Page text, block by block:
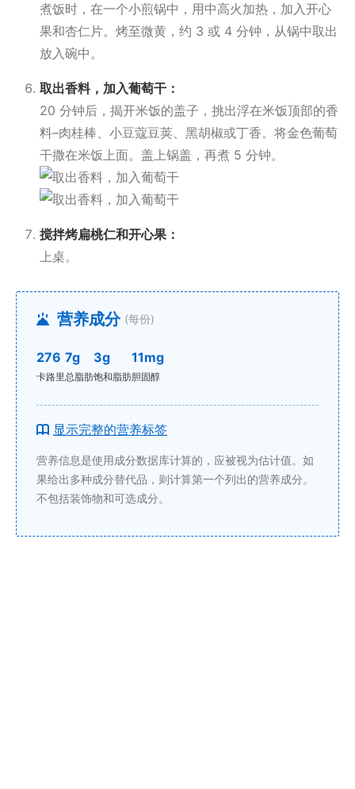
煮饭时，在一个小煎锅中，用中高火加热，加入开心
果和杏仁片。烤至微黄，约 3 或 4 分钟，从锅中取出
放入碗中。
取出香料，加入葡萄干：
20 分钟后，揭开米饭的盖子，挑出浮在米饭顶部的香
料–肉桂棒、小豆蔻豆荚、黑胡椒或丁香。将金色葡萄
干撒在米饭上面。盖上锅盖，再煮 5 分钟。
搅拌烤扁桃仁和开心果：
上桌。
营养成分 (每份)
276
卡路里
7g
总脂肪
3g
饱和脂肪
11mg
胆固醇
显示完整的营养标签
营养信息是使用成分数据库计算的，应被视为估计值。如
果给出多种成分替代品，则计算第一个列出的营养成分。
不包括装饰物和可选成分。